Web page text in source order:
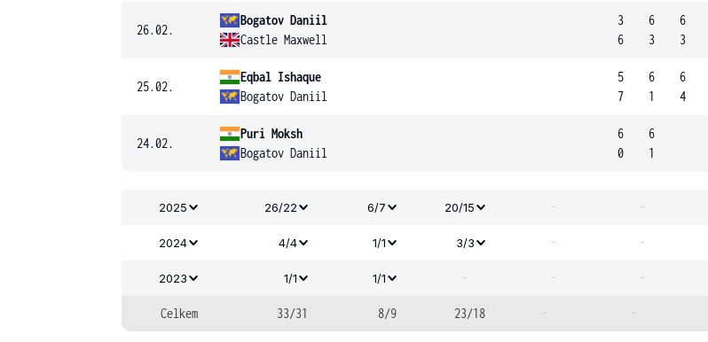
26.02.
Bogatov Daniil
Castle Maxwell
3
6
6
3
6
3
25.02.
Eqbal Ishaque
Bogatov Daniil
5
7
6
1
6
4
24.02.
Puri Moksh
Bogatov Daniil
6
0
6
1
2025 26/22 6/7 20/15 - -
2024 4/4 1/1 3/3 - -
2023 1/1 1/1 - - -
Celkem 33/31 8/9 23/18 - -